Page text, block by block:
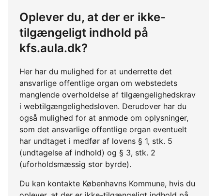
Oplever du, at der er ikke-
tilgængeligt indhold på
kfs.aula.dk?
Her har du mulighed for at underrette det
ansvarlige offentlige organ om webstedets
manglende overholdelse af tilgængelighedskrav
i webtilgængelighedsloven. Derudover har du
også mulighed for at anmode om oplysninger,
som det ansvarlige offentlige organ eventuelt
har undtaget i medfør af lovens § 1, stk. 5
(undtagelse af indhold) og § 3, stk. 2
(uforholdsmæssig stor byrde).
Du kan kontakte Københavns Kommune, hvis du